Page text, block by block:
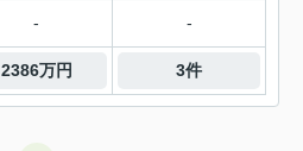
- -
2386万円 3件